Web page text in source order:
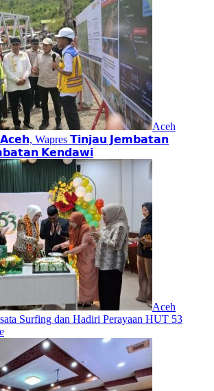
Aceh
𝗔𝗰𝗲𝗵, Wapres 𝗧𝗶𝗻𝗷𝗮𝘂 𝗝𝗲𝗺𝗯𝗮𝘁𝗮𝗻
𝗞𝗲𝗻𝗱𝗮𝘄𝗶
Aceh
Surfing dan Hadiri Perayaan HUT 53